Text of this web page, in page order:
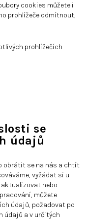
cookies můžete i
prohlížeče odmítnout,
prohlížečích
se
údajů
obrátit se na nás a chtít
vyžádat si u
nebo
můžete
údajů, požadovat po
údajů a v určitých